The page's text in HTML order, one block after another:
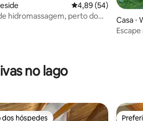
de 5, 38 avaliações
4,89 de uma
4,89 (54)
hidromassagem, perto do
Casa ⋅
no lago
dos hóspedes